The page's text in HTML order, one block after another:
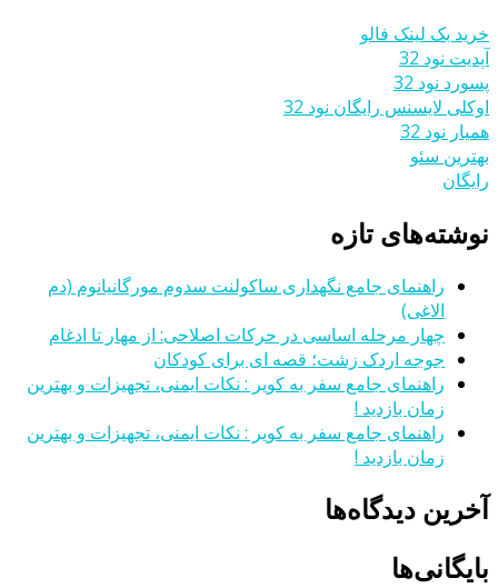
خرید بک لینک فالو
آپدیت نود 32
پسورد نود 32
اوکلی لایسنس رایگان نود 32
همیار نود 32
بهترین سئو
رایگان
نوشته‌های تازه
راهنمای جامع نگهداری ساکولنت سدوم مورگانیانوم (دم
الاغی)
چهار مرحله اساسی در حرکات اصلاحی: از مهار تا ادغام
جوجه اردک زشت؛ قصه ای برای کودکان
راهنمای جامع سفر به کویر : نکات ایمنی، تجهیزات و بهترین
زمان بازدید !
راهنمای جامع سفر به کویر : نکات ایمنی، تجهیزات و بهترین
زمان بازدید !
آخرین دیدگاه‌ها
بایگانی‌ها